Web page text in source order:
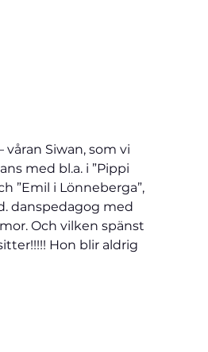
våran Siwan, som vi
med bl.a. i ”Pippi
”Emil i Lönneberga”,
danspedagog med
Och vilken spänst
Hon blir aldrig